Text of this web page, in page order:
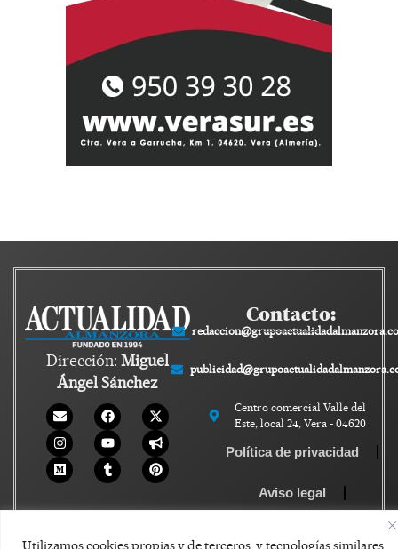
Utilizamos cookies propias y de terceros, y tecnologías similares
Dirección: Miguel
Ángel Sánchez
Contacto:
Centro comercial Valle del
Este, local 24, Vera - 04620
Política de privacidad
Aviso legal